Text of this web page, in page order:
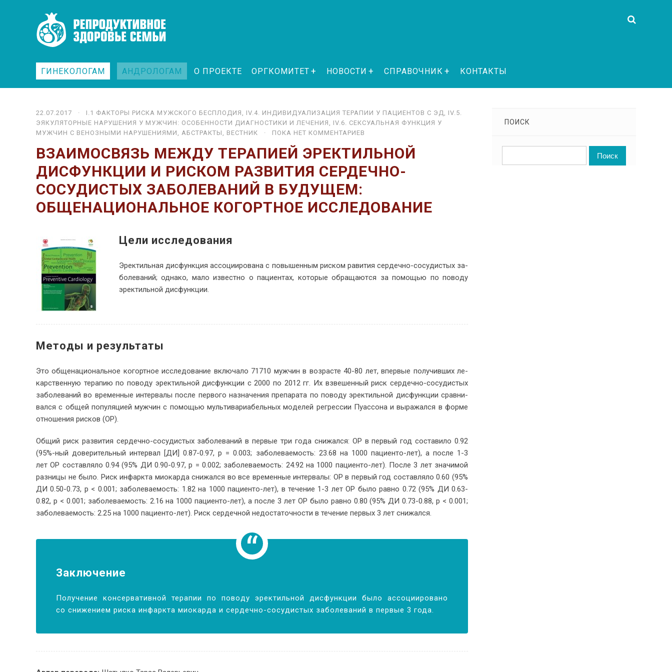
ГИНЕКОЛОГАМ АНДРОЛОГАМ О ПРОЕКТЕ ОРГКОМИТЕТ НОВОСТИ СПРАВОЧНИК КОНТАКТЫ
22.07.2017 · I.1 ФАК­ТО­РЫ РИС­КА МУЖ­СКО­ГО БЕС­ПЛО­ДИЯ , IV.4. ИНДИВИДУАЛИЗАЦИЯ ТЕРАПИИ У ПАЦИЕНТОВ С ЭД, IV.5.
ЭЯКУЛЯТОРНЫЕ НАРУШЕНИЯ У МУЖЧИН: ОСОБЕННОСТИ ДИАГНОСТИКИ И ЛЕЧЕНИЯ , IV.6. СЕКСУАЛЬНАЯ ФУНКЦИЯ У
МУЖЧИН С ВЕНОЗНЫМИ НАРУШЕНИЯМИ , АБСТРАКТЫ , ВЕСТНИК · ПОКА НЕТ КОММЕНТАРИЕВ
ВЗАИМОСВЯЗЬ МЕЖДУ ТЕРАПИЕЙ ЭРЕКТИЛЬНОЙ
ДИСФУНКЦИИ И РИСКОМ РАЗВИТИЯ СЕРДЕЧНО-
СОСУДИСТЫХ ЗАБОЛЕВАНИЙ В БУДУЩЕМ:
ОБЩЕНАЦИОНАЛЬНОЕ КОГОРТНОЕ ИССЛЕДОВАНИЕ
Це­ли ис­сле­до­вания
Эрек­тиль­ная дис­функ­ция ас­со­ци­и­ро­ва­на с по­вы­шен­ным риском ра­ви­тия сер­деч­но-со­су­ди­стых за­
боле­ва­ний; од­на­ко, ма­ло из­вест­но о па­ци­ен­тах, ко­то­рые об­ра­ща­ют­ся за по­мо­щью по по­во­ду
эрек­тиль­ной дис­функции.
Ме­то­ды и ре­зультаты
Это об­ще­на­цио­наль­ное ко­горт­ное ис­сле­до­ва­ние вклю­ча­ло 71710 муж­чин в воз­расте 40-80 лет, впер­вые по­лу­чив­ших ле­
кар­ствен­ную те­ра­пию по по­во­ду эрек­тиль­ной дис­функ­ции с 2000 по 2012 гг. Их взве­шен­ный риск сер­деч­но-со­су­ди­стых
за­боле­ва­ний во вре­мен­ные ин­тер­ва­лы по­сле пер­во­го на­зна­че­ния пре­па­ра­та по по­во­ду эрек­тиль­ной дис­функ­ции срав­ни­
вал­ся с об­щей по­пуля­ци­ей муж­чин с по­мо­щью муль­ти­ва­ри­а­бель­ных мо­де­лей ре­грес­сии Пуас­со­на и вы­ра­жал­ся в фор­ме
от­но­ше­ния рис­ков (ОР).
Об­щий риск раз­ви­тия сер­деч­но-со­су­ди­стых за­боле­ва­ний в пер­вые три го­да сни­жал­ся: ОР в пер­вый год со­ста­ви­ло 0.92
(95%-ный до­ве­ри­тель­ный ин­тер­вал [ДИ] 0.87-0.97, p = 0.003; за­боле­ва­е­мость: 23.68 на 1000 па­ци­ен­то-лет), а по­сле 1-3
лет ОР со­став­ля­ло 0.94 (95% ДИ 0.90-0.97, p = 0.002; за­боле­ва­е­мость: 24.92 на 1000 па­ци­ен­то-лет). По­сле 3 лет зна­чи­мой
раз­ни­цы не бы­ло. Риск ин­фарк­та мио­кар­да сни­жал­ся во все вре­мен­ные ин­тер­ва­лы: ОР в пер­вый год со­став­ля­ло 0.60 (95%
ДИ 0.50-0.73, p < 0.001; за­боле­ва­е­мость: 1.82 на 1000 па­ци­ен­то-лет), в те­че­ние 1-3 лет ОР бы­ло рав­но 0.72 (95% ДИ 0.63-
0.82, p < 0.001; за­боле­ва­е­мость: 2.16 на 1000 па­ци­ен­то-лет), а по­сле 3 лет ОР бы­ло рав­но 0.80 (95% ДИ 0.73-0.88, p < 0.001;
за­боле­ва­е­мость: 2.25 на 1000 па­ци­ен­то-лет). Риск сер­деч­ной недо­ста­точ­но­сти в те­че­ние пер­вых 3 лет сни­жался.
За­клю­чение
По­лу­че­ние кон­сер­ва­тив­ной те­ра­пии по по­во­ду эрек­тиль­ной дис­функ­ции бы­ло ас­со­ци­и­ро­ва­но
со сни­же­ни­ем рис­ка ин­фарк­та мио­кар­да и сер­деч­но-со­су­ди­стых за­боле­ва­ний в пер­вые 3 года.
ПОИСК